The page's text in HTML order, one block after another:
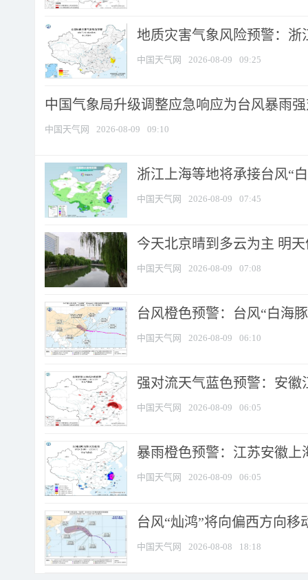
地质灾害气象风险预警：浙
中国天气网 2026-08-09 09:25
中国气象局升级调整应急响应为台风暴雨
中国天气网 2026-08-09 09:10
浙江上海等地将承接台风“
中国天气网 2026-08-09 07:45
今天北京晴到多云为主 明
中国天气网 2026-08-09 07:08
台风橙色预警：台风“白海
中国天气网 2026-08-09 06:10
强对流天气蓝色预警：安徽
中国天气网 2026-08-09 06:05
暴雨橙色预警：江苏安徽上
中国天气网 2026-08-09 06:05
台风“灿鸿”将向偏西方向移
中国天气网 2026-08-08 18:18